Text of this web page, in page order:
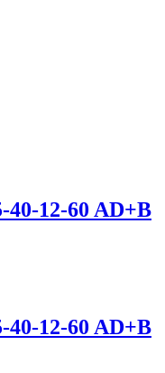
40-12-60 AD+B
40-12-60 AD+B